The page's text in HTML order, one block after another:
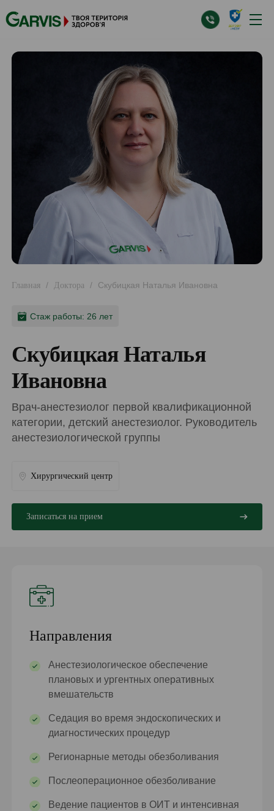
Главная / Доктора / Скубицкая Наталья Ивановна
Стаж работы: 26 лет
Скубицкая Наталья
Ивановна
Врач-анестезиолог первой квалификационной
категории, детский анестезиолог. Руководитель
анестезиологической группы
Хирургический центр
Записаться на прием
Направления
Анестезиологическое обеспечение
плановых и ургентных оперативных
вмешательств
Седация во время эндоскопических и
диагностических процедур
Регионарные методы обезболивания
Послеоперационное обезболивание
Ведение пациентов в ОИТ и интенсивная